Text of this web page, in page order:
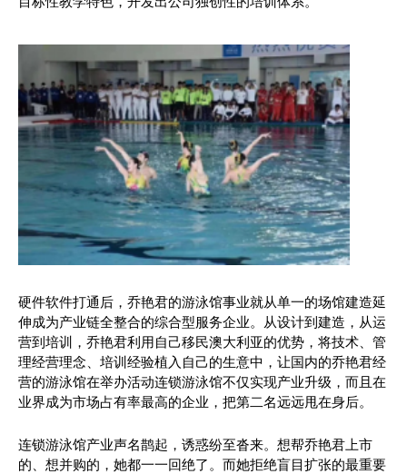
硬件软件打通后，乔艳君的游泳馆事业就从单一的场馆建造延
伸成为产业链全整合的综合型服务企业。从设计到建造，从运
营到培训，乔艳君利用自己移民澳大利亚的优势，将技术、管
理经营理念、培训经验植入自己的生意中，让国内的乔艳君经
营的游泳馆在举办活动连锁游泳馆不仅实现产业升级，而且在
业界成为市场占有率最高的企业，把第二名远远甩在身后。
连锁游泳馆产业声名鹊起，诱惑纷至沓来。想帮乔艳君上市
的、想并购的，她都一一回绝了。而她拒绝盲目扩张的最重要